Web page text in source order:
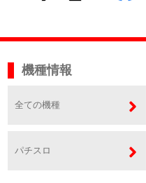
機種情報
全ての機種
パチスロ